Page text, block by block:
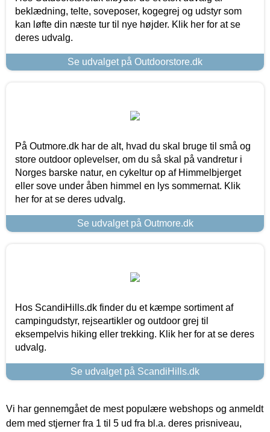
beklædning, telte, soveposer, kogegrej og udstyr som
kan løfte din næste tur til nye højder. Klik her for at se
deres udvalg.
Se udvalget på Outdoorstore.dk
På Outmore.dk har de alt, hvad du skal bruge til små og
store outdoor oplevelser, om du så skal på vandretur i
Norges barske natur, en cykeltur op af Himmelbjerget
eller sove under åben himmel en lys sommernat. Klik
her for at se deres udvalg.
Se udvalget på Outmore.dk
Hos ScandiHills.dk finder du et kæmpe sortiment af
campingudstyr, rejseartikler og outdoor grej til
eksempelvis hiking eller trekking. Klik her for at se deres
udvalg.
Se udvalget på ScandiHills.dk
Vi har gennemgået de mest populære webshops og anmeldt
dem med stjerner fra 1 til 5 ud fra bl.a. deres prisniveau,